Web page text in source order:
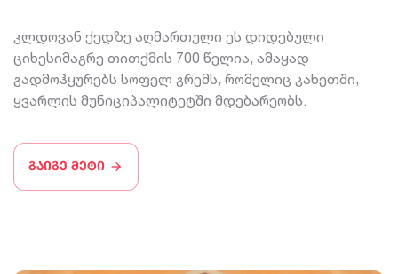
კლდოვან ქედზე აღმართული ეს დიდებული
ციხესიმაგრე თითქმის 700 წელია, ამაყად
გადმოჰყურებს სოფელ გრემს, რომელიც კახეთში,
ყვარლის მუნიციპალიტეტში მდებარეობს.
გაიგე მეტი